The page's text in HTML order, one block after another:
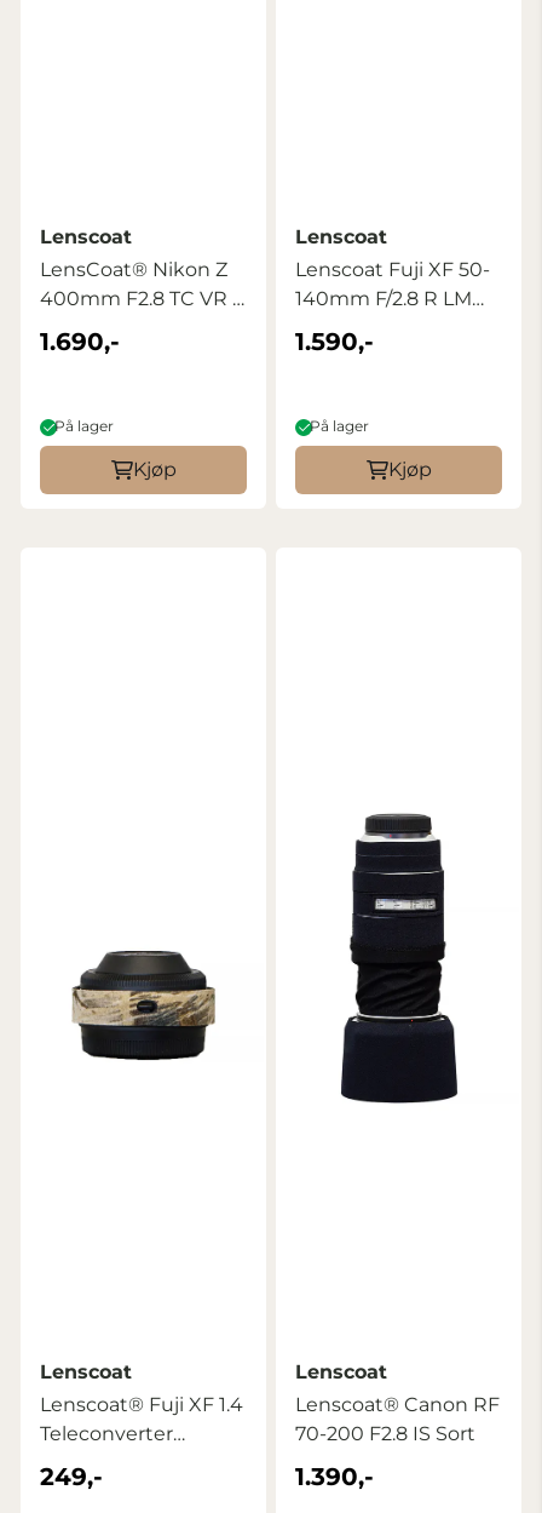
Lenscoat
LensCoat® Nikon Z
400mm F2.8 TC VR S
Realtree ...
1.690,-
På lager
Kjøp
Lenscoat
Lenscoat Fuji XF 50-
140mm F/2.8 R LM
OIS WR ...
1.590,-
På lager
Kjøp
Lenscoat
Lenscoat® Fuji XF 1.4
Teleconverter
Realtree Max5
249,-
Lenscoat
Lenscoat® Canon RF
70-200 F2.8 IS Sort
1.390,-